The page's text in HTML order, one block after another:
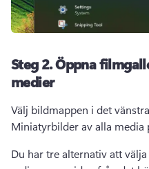
Steg 2.Öppna
medier
Miniatyrbilder av alla media
Du har tre alternativ att